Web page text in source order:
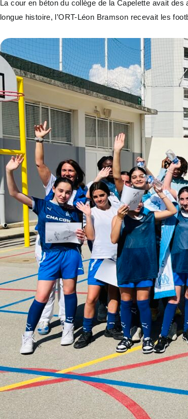
La cour en béton du collège de la Capelette avait
longue histoire, l’ORT-Léon Bramson recevait les